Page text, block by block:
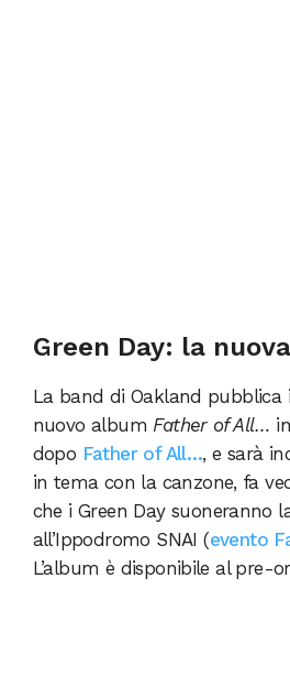
Green Day: la
La band di Oakland pubblica
nuovo album Father of All…
dopo Father of All…, e sarà
in tema con la canzone, fa
che i Green Day suoneranno
all’Ippodromo SNAI (evento
L’album è disponibile al pre-